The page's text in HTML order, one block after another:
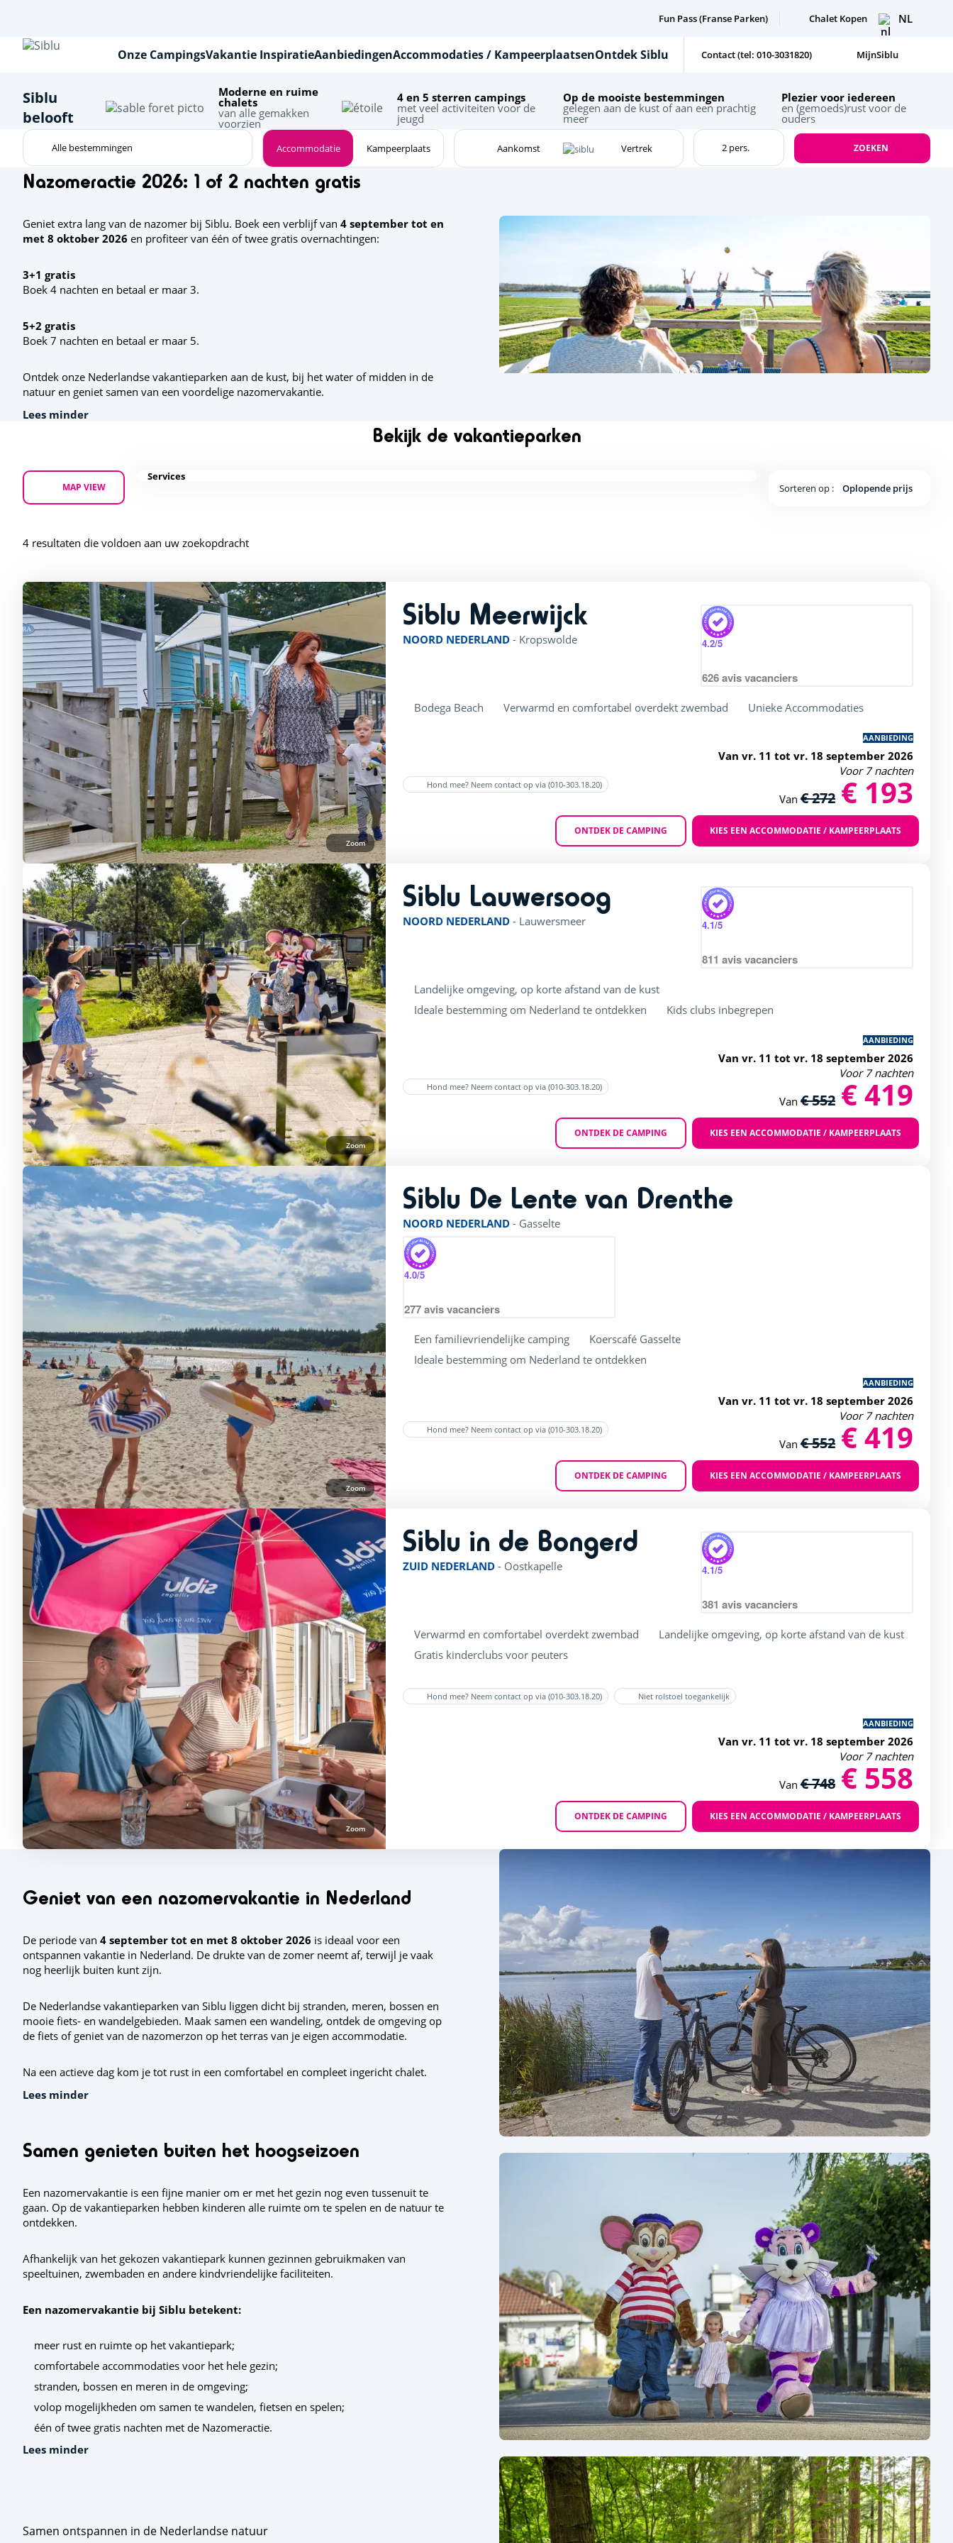
naar
Fun Pass (Franse Parken) Chalet Kopen NL
Onze CampingsVakantie InspiratieAanbiedingenAccommodaties / KampeerplaatsenOntdek Siblu Contact (tel: 010-3031820) MijnSiblu
Siblu
belooft
Moderne en ruime
chalets
van alle gemakken
voorzien
4 en 5 sterren campings
met veel activiteiten voor de
jeugd
Op de mooiste bestemmingen
gelegen aan de kust of aan een prachtig
meer
Plezier voor iedereen
en (gemoeds)rust voor de
ouders
Accommodatie Kampeerplaats ZOEKEN
Nazomeractie 2026: 1 of 2 nachten gratis
Geniet extra lang van de nazomer bij Siblu. Boek een verblijf van 4 september tot en
met 8 oktober 2026 en profiteer van één of twee gratis overnachtingen:
3+1 gratis
Boek 4 nachten en betaal er maar 3.
5+2 gratis
Boek 7 nachten en betaal er maar 5.
Ontdek onze Nederlandse vakantieparken aan de kust, bij het water of midden in de
natuur en geniet samen van een voordelige nazomervakantie.
Lees minder
Bekijk de vakantieparken
MAP VIEW
Services
Sorteren op :
Oplopende prijs
4 resultaten die voldoen aan uw zoekopdracht
Zoom
Siblu Meerwijck
NOORD NEDERLAND - Kropswolde 4.2/5
626avis vacanciers
Bodega Beach Verwarmd en comfortabel overdekt zwembad Unieke Accommodaties
Hond mee? Neem contact op via (010-303.18.20)
AANBIEDING
Van vr. 11 tot vr. 18 september 2026
Voor 7 nachten
Van € 272 € 193
ONTDEK DE CAMPING KIES EEN ACCOMMODATIE / KAMPEERPLAATS
Zoom
Siblu Lauwersoog
NOORD NEDERLAND - Lauwersmeer 4.1/5
811 avis vacanciers
Landelijke omgeving, op korte afstand van de kust
Ideale bestemming om Nederland te ontdekken
Kids clubs inbegrepen
Hond mee? Neem contact op via (010-303.18.20)
AANBIEDING
Van vr. 11 tot vr. 18 september 2026
Voor 7 nachten
Van € 552 € 419
ONTDEK DE CAMPING KIES EEN ACCOMMODATIE / KAMPEERPLAATS
Zoom
Siblu De Lente van Drenthe
NOORD NEDERLAND - Gasselte
4.0/5
277avis vacanciers
Een familievriendelijke camping
Koerscafé Gasselte
Ideale bestemming om Nederland te ontdekken
Hond mee? Neem contact op via (010-303.18.20)
AANBIEDING
Van vr. 11 tot vr. 18 september 2026
Voor 7 nachten
Van € 552 € 419
ONTDEK DE CAMPING KIES EEN ACCOMMODATIE / KAMPEERPLAATS
Zoom
Siblu in de Bongerd rating of 4 / 5
ZUID NEDERLAND - Oostkapelle 4.1/5
381 avis vacanciers
Verwarmd en comfortabel overdekt zwembad
Landelijke omgeving, op korte afstand van de kust
Gratis kinderclubs voor peuters
Hond mee? Neem contact op via (010-303.18.20) Niet rolstoel toegankelijk
AANBIEDING
Van vr. 11 tot vr. 18 september 2026
Voor 7 nachten
Van € 748 € 558
ONTDEK DE CAMPING KIES EEN ACCOMMODATIE / KAMPEERPLAATS
Geniet van een nazomervakantie in Nederland
De periode van 4 september tot en met 8 oktober 2026 is ideaal voor een
ontspannen vakantie in Nederland. De drukte van de zomer neemt af, terwijl je vaak
nog heerlijk buiten kunt zijn.
De Nederlandse vakantieparken van Siblu liggen dicht bij stranden, meren, bossen en
mooie fiets- en wandelgebieden. Maak samen een wandeling, ontdek de omgeving op
de fiets of geniet van de nazomerzon op het terras van je eigen accommodatie.
Na een actieve dag kom je tot rust in een comfortabel en compleet ingericht chalet.
Lees minder
Samen genieten buiten het hoogseizoen
Een nazomervakantie is een fijne manier om er met het gezin nog even tussenuit te
gaan. Op de vakantieparken hebben kinderen alle ruimte om te spelen en de natuur te
ontdekken.
Afhankelijk van het gekozen vakantiepark kunnen gezinnen gebruikmaken van
speeltuinen, zwembaden en andere kindvriendelijke faciliteiten.
Een nazomervakantie bij Siblu betekent:
meer rust en ruimte op het vakantiepark;
comfortabele accommodaties voor het hele gezin;
stranden, bossen en meren in de omgeving;
volop mogelijkheden om samen te wandelen, fietsen en spelen;
één of twee gratis nachten met de Nazomeractie.
Lees minder
Samen ontspannen in de Nederlandse natuur